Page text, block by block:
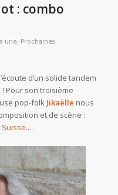
: combo
une, Prochaines
d’un solide tandem
Pour son troisième
pop-folk Jikaëlle nous
et de scène :
Suisse.…